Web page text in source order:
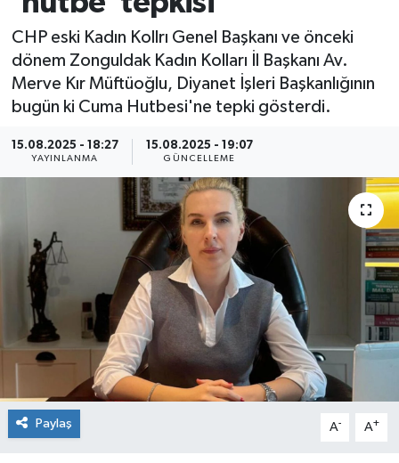
CHP eski Kadın Kollrı Genel Başkanı ve önceki
dönem Zonguldak Kadın Kolları İl Başkanı Av.
Merve Kır Müftüoğlu, Diyanet İşleri Başkanlığının
bugün ki Cuma Hutbesi'ne tepki gösterdi.
15.08.2025 - 18:27
YAYINLANMA
15.08.2025 - 19:07
GÜNCELLEME
Paylaş A- A+
Gökçebey
GÜNDEM
Kozlu
SPOR
YAŞAM
Zonguldak
Süper Lig Puan Durumu ve Fikstür
Tüm Manşetler
Haber Arşivi